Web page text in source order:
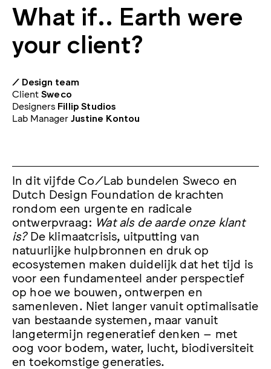
/ Design team
Client Sweco
Designers Fillip Studios
Lab Manager Justine Kontou
What if.. Earth were
your client?
In dit vijfde Co/Lab bundelen Sweco en
Dutch Design Foundation de krachten
rondom een urgente en radicale
ontwerpvraag: Wat als de aarde onze klant
is?De klimaatcrisis, uitputting van
natuurlijke hulpbronnen en druk op
ecosystemen maken duidelijk dat het tijd is
voor een fundamenteel ander perspectief
op hoe we bouwen, ontwerpen en
samenleven. Niet langer vanuit optimalisatie
van bestaande systemen, maar vanuit
langetermijn regeneratief denken – met
oog voor bodem, water, lucht, biodiversiteit
en toekomstige generaties.